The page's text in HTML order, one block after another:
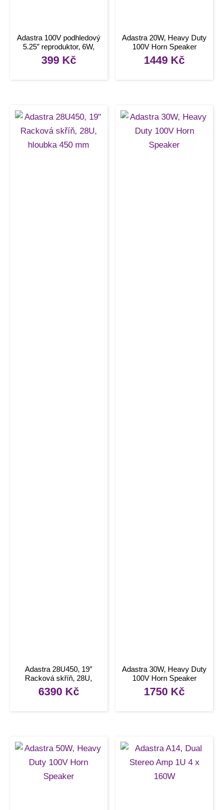
Adastra 100V podhledový
5.25″ reproduktor, 6W,
kovový bílý
399 Kč
Adastra 20W, Heavy Duty
100V Horn Speaker
1449 Kč
Adastra 28U450, 19″
Racková skříň, 28U,
hloubka 450 mm
6390 Kč
Adastra 30W, Heavy Duty
100V Horn Speaker
1750 Kč